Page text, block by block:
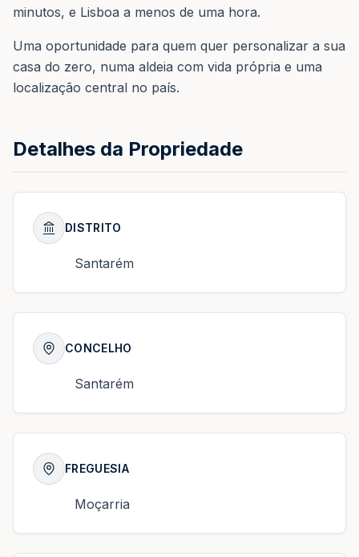
minutos, e Lisboa a menos de uma hora.
Uma oportunidade para quem quer personalizar a sua
casa do zero, numa aldeia com vida própria e uma
localização central no país.
Detalhes da Propriedade
DISTRITO
Santarém
CONCELHO
Santarém
FREGUESIA
Moçarria